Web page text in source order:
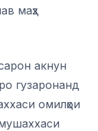
маҳз
акнун
гузаронанд
омилҳои